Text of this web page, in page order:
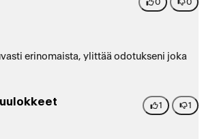
0 0
erinomaista, ylittää odotukseni joka
1 1